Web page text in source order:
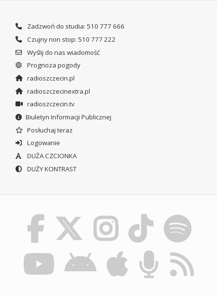
Zadzwoń do studia: 510 777 666
Czujny non stop: 510 777 222
Wyślij do nas wiadomość
Prognoza pogody
radioszczecin.pl
radioszczecinextra.pl
radioszczecin.tv
Biuletyn Informacji Publicznej
Posłuchaj teraz
Logowanie
DUŻA CZCIONKA
DUŻY KONTRAST